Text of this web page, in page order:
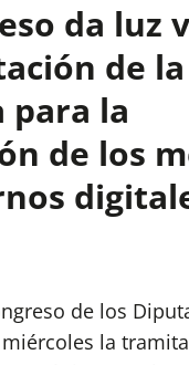
da luz
de
para la
de los
de los
la